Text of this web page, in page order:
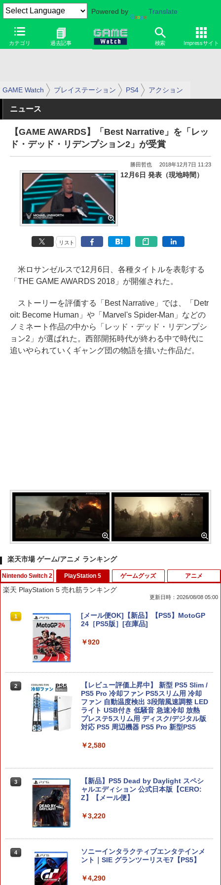
Powered by Translate
カテゴリ 過去記事 検索 Impressサイト
GAME Watch プレイステーション PS4 アクション
ニュース
【GAME AWARDS】「Best Narrative」を「レッ
ド・デッド・リデンプション2」が受賞
勝田哲也 2018年12月7日 11:23
12月6日 発表（現地時間）
リスト
米ロサンゼルスで12月6日、各種タイトルを表彰する
「THE GAME AWARDS 2018」が開催された。
ストーリーを評価する「Best Narrative」では、「Detr
oit: Become Human」や「Marvel's Spider-Man」などの
ノミネート作品の中から「レッド・デッド・リデンプシ
ョン2」が選ばれた。西部開拓時代が終わる中で時代に
追いやられていくギャング団の物語を描いた作品だ。
楽天市場 ゲーム/アニメ ランキング
Nintendo Switch 2
1
カードケース 24枚収納 for Nintendo S
witch 2 Pixel - 緑 -
￥1,580
2
Samsung microSD Express Card 256
GB for Nintendo Switch 2
￥6,979
￥8,470
のビアンカ・フローラ Switch2版(B2
タペストリー+【早期購入封入特典】冒
険スタートダッシュセット)
￥8,470
PlayStation 5
楽天 PlayStation 5 売れ筋ランキング
更新日時：2026/08/08 05:00
1
[メール便OK]【新品】【PS5】MotoGP
24［PS5版］[在庫品]
￥920
2
【レビュー評価上昇中】 新型 PS5 Slim /
PS5 Pro 冷却ファン PS5スリム用 冷却
ファン 自動温度検出 3段階風速調整 LED
ライト USB付き 低騒音 急速冷却 放熱
プレステ5スリム用 ディスク/デジタル版
対応 PS5 周辺機器 PS5 Pro 新型PS5
￥2,580
3
【新品】PS5 Dead by Daylight スペシ
ャルエディション 公式日本版【CERO:
Z】【メール便】
￥3,220
4
ソニーインタラクティブエンタテインメ
ント｜SIE グランツーリスモ7【PS5】
￥4,290
ゲームグッズ アニメ